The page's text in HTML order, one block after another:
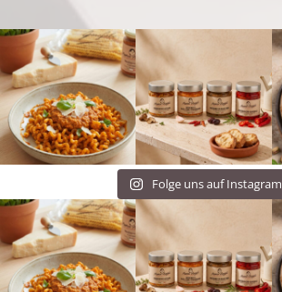
Folge uns auf Instagram